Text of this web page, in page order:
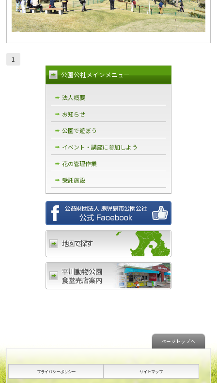
1
公園公社メインメニュー
法人概要
お知らせ
公園で遊ぼう
イベント・講座に参加しよう
花の管理作業
受託施設
ページトップへ
プライバシーポリシー サイトマップ